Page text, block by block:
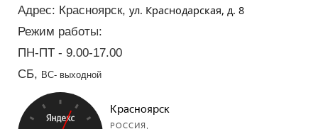
Адрес: Красноярск, ул. Краснодарская, д. 8
Режим работы:
ПН-ПТ - 9.00-17.00
СБ, ВС- выходной